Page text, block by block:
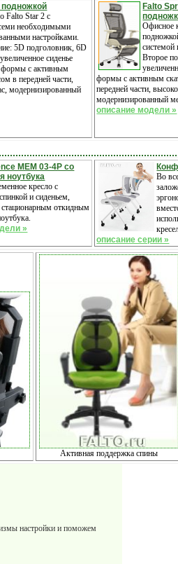
подножкой
Falto Star 2 с
необходимыми
настройками.
5D подголовник, 6D
сиденье
формы с активным
в передней части,
модернизированный
Falto
Офисное
системой
Второе
формы с активным
передней части,
модернизированный
описание модели »
MEM 03-4P со
ноутбука
кресло с
и сиденьем,
стационарным откидным
»
Во
описание серии »
Активная поддержка спины
настройки и поможем